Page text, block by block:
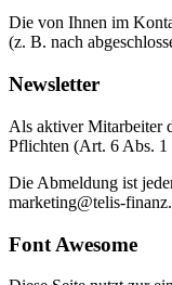
Die von Ihnen im
(z. B. nach
Newsletter
Als aktiver Mitarbeiter
Pflichten (Art. 6 Abs.
Die Abmeldung ist
marketing@telis-
Font Awesome